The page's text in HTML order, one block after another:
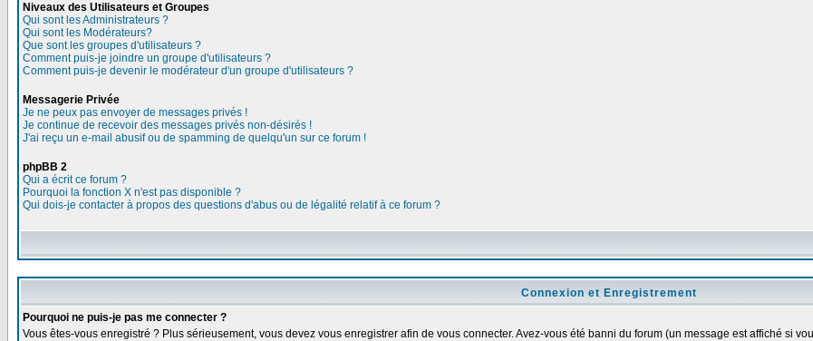
Niveaux des Utilisateurs et Groupes
Qui sont les Administrateurs ?
Qui sont les Modérateurs?
Que sont les groupes d'utilisateurs ?
Comment puis-je joindre un groupe d'utilisateurs ?
Comment puis-je devenir le modérateur d'un groupe d'utilisateurs ?
Messagerie Privée
Je ne peux pas envoyer de messages privés !
Je continue de recevoir des messages privés non-désirés !
J'ai reçu un e-mail abusif ou de spamming de quelqu'un sur ce forum !
phpBB 2
Qui a écrit ce forum ?
Pourquoi la fonction X n'est pas disponible ?
Qui dois-je contacter à propos des questions d'abus ou de légalité relatif à ce forum ?
Connexion et Enregistrement
Pourquoi ne puis-je pas me connecter ?
Vous êtes-vous enregistré ? Plus sérieusement, vous devez vous enregistrer afin de vous connecter. Avez-vous été banni du forum (un message est affiché si